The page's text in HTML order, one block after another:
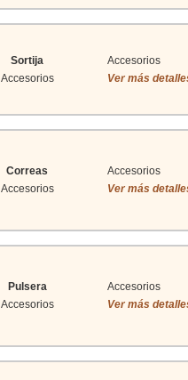
Sortija
Accesorios
Accesorios
Ver más
Correas
Accesorios
Accesorios
Ver más
Pulsera
Accesorios
Accesorios
Ver más